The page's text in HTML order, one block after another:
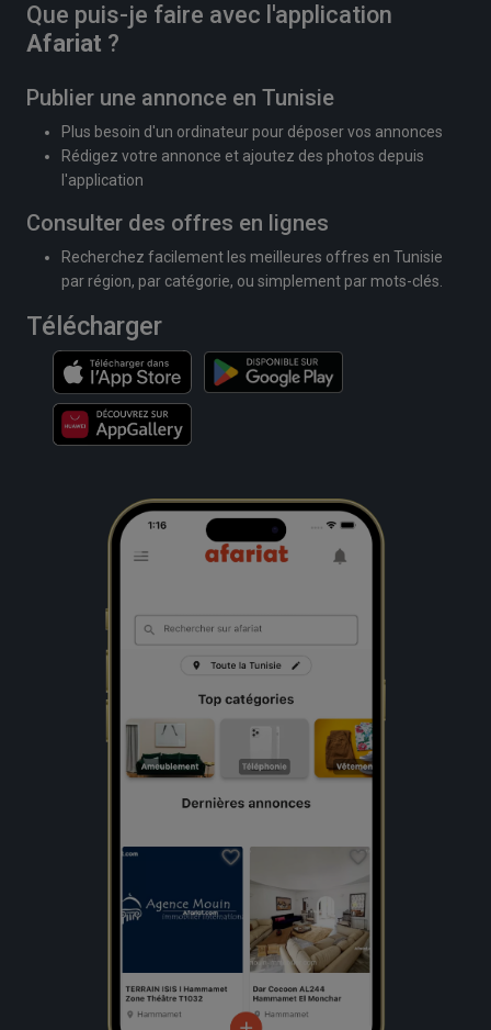
Que puis-je faire avec l'application
Afariat ?
Publier une annonce en Tunisie
Plus besoin d'un ordinateur pour déposer vos annonces
Rédigez votre annonce et ajoutez des photos depuis
l'application
Consulter des offres en lignes
Recherchez facilement les meilleures offres en Tunisie
par région, par catégorie, ou simplement par mots-clés.
Télécharger